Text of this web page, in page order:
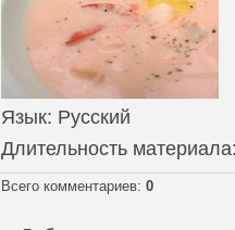
Язык: Русский
Длительность материала
Всего комментариев: 0